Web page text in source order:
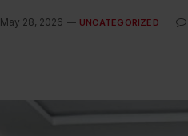
May 28, 2026 UNCATEGORIZED